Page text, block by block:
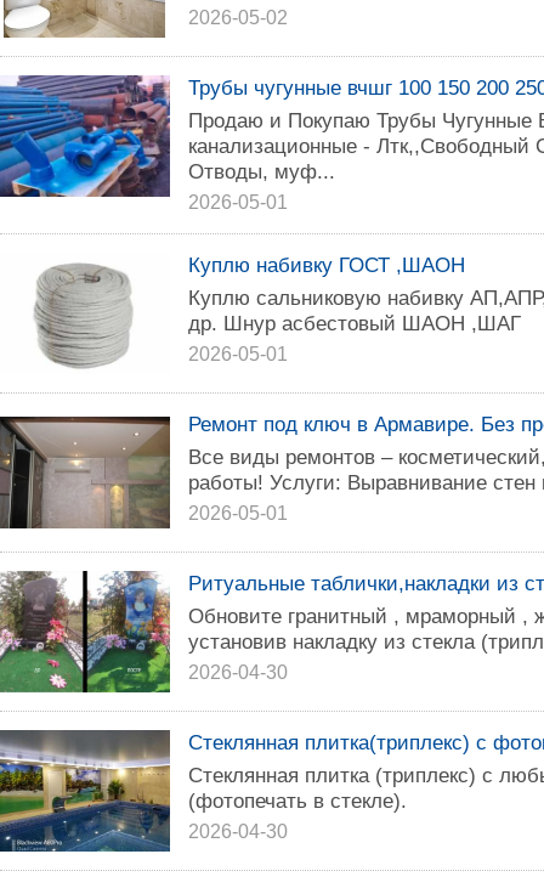
2026-05-02
Трубы чугунные вчшг 100 150 200
Продаю и Покупаю Трубы Чугунные
канализационные - Лтк,,Свободный
Отводы, муф...
2026-05-01
Куплю набивку ГОСТ ,ШАОН
Куплю сальниковую набивку
др. Шнур асбестовый ШАОН ,ШАГ
2026-05-01
Ремонт под ключ в Армавире. Без
Все виды ремонтов –
работы! Услуги: Выравнивание стен
2026-05-01
Ритуальные таблички,накладки из
Обновите гранитный , мраморный ,
установив накладку из стекла
2026-04-30
Стеклянная плитка(триплекс) с
Стеклянная плитка (триплекс) с
(фотопечать в стекле).
2026-04-30